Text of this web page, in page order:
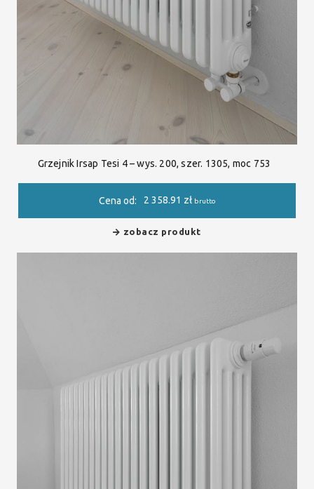
Grzejnik Irsap Tesi 4 – wys. 200, szer. 1305, moc 753
Cena od: 2 358.91 zł brutto
zobacz produkt